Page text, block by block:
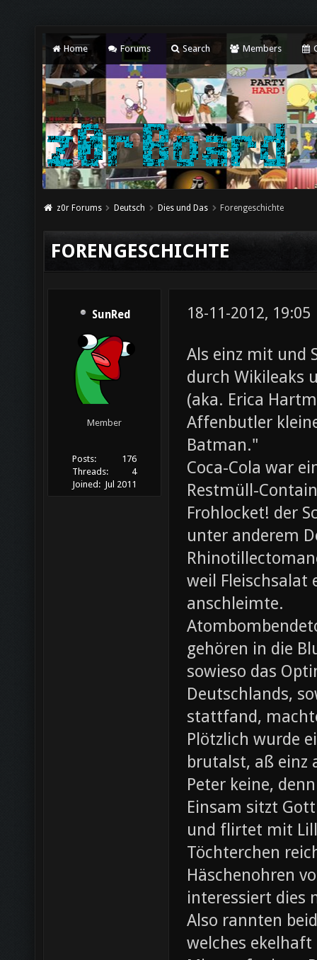
Home Forums Search Members
z0r Forums Deutsch Dies und Das Forengeschichte
FORENGESCHICHTE
SunRed
Member
Posts:
176
Threads:
4
Joined: Jul 2011
18-11-2012, 19:05
Als einz mit und
durch Wikileaks
(aka. Erica
Affenbutler
Batman."
Coca-Cola war
Restmüll-
Frohlocket! der
unter anderem
weil Fleischsalat
anschleimte.
gehören in die
sowieso das
Deutschlands,
stattfand,
Plötzlich wurde
brutalst, aß einz
Peter keine,
Einsam sitzt
und flirtet mit
Töchterchen
Häschenohren
interessiert dies
Also rannten
welches